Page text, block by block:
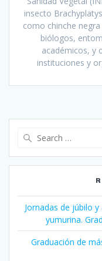
insecto
como chinche
biólogos,
académicos, y
instituciones y
Jornadas de júbilo
yumurina.
Graduación de